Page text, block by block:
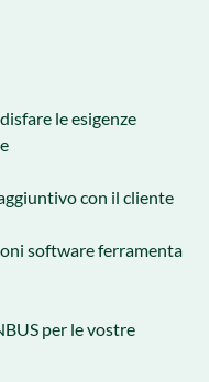
le esigenze
con il cliente
software ferramenta
per le vostre